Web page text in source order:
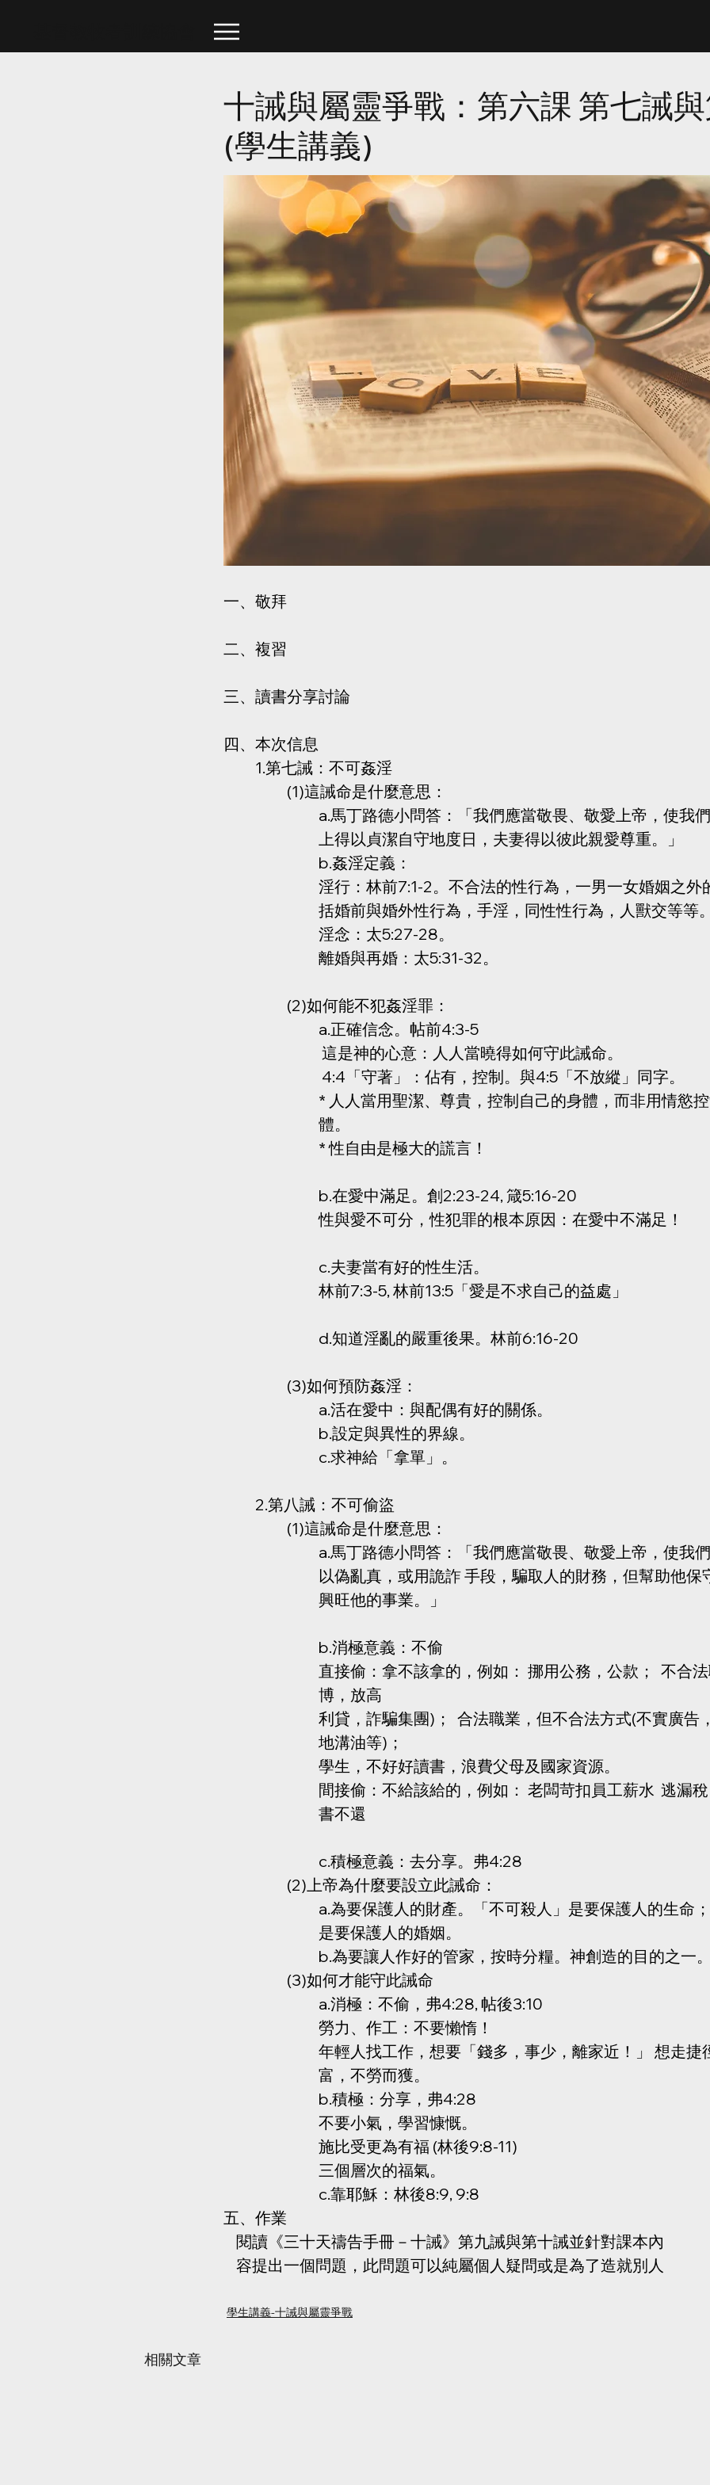
十誡與屬靈爭戰：第六課 第七誡
(學生講義)
一、敬拜
二、複習
三、讀書分享討論
四、本次信息
1.第七誡：不可姦淫
(1)這誡命是什麼意思：
a.馬丁路德小問答：「我們應當敬畏、敬愛上帝，使我
上得以貞潔自守地度日，夫妻得以彼此親愛尊重。」
b.姦淫定義：
淫行：林前7:1-2。不合法的性行為，一男一女婚姻之外
括婚前與婚外性行為，手淫，同性性行為，人獸交等等。
淫念：太5:27-28。
離婚與再婚：太5:31-32。
(2)如何能不犯姦淫罪：
a.正確信念。帖前4:3-5
這是神的心意：人人當曉得如何守此誡命。
4:4「守著」：佔有，控制。與4:5「不放縱」同字。
* 人人當用聖潔、尊貴，控制自己的身體，而非用情慾
體。
* 性自由是極大的謊言！
b.在愛中滿足。創2:23-24, 箴5:16-20
性與愛不可分，性犯罪的根本原因：在愛中不滿足！
c.夫妻當有好的性生活。
林前7:3-5, 林前13:5「愛是不求自己的益處」
d.知道淫亂的嚴重後果。林前6:16-20
(3)如何預防姦淫：
a.活在愛中：與配偶有好的關係。
b.設定與異性的界線。
c.求神給「拿單」。
2.第八誡：不可偷盜
(1)這誡命是什麼意思：
a.馬丁路德小問答：「我們應當敬畏、敬愛上帝，使我
以偽亂真，或用詭詐 手段，騙取人的財務，但幫助他保
興旺他的事業。」
b.消極意義：不偷
直接偷：拿不該拿的，例如： 挪用公務，公款；  不合
博，放高
利貸，詐騙集團)；  合法職業，但不合法方式(不實廣告
地溝油等)；
學生，不好好讀書，浪費父母及國家資源。
間接偷：不給該給的，例如： 老闆苛扣員工薪水  逃漏稅
書不還
c.積極意義：去分享。弗4:28
(2)上帝為什麼要設立此誡命：
a.為要保護人的財產。「不可殺人」是要保護人的生命；
是要保護人的婚姻。
b.為要讓人作好的管家，按時分糧。神創造的目的之一。
(3)如何才能守此誡命
a.消極：不偷，弗4:28, 帖後3:10
勞力、作工：不要懶惰！
年輕人找工作，想要「錢多，事少，離家近！」 想走捷
富，不勞而獲。
b.積極：分享，弗4:28
不要小氣，學習慷慨。
施比受更為有福 (林後9:8-11)
三個層次的福氣。
c.靠耶穌：林後8:9, 9:8
五、作業
閱讀《三十天禱告手冊－十誡》第九誡與第十誡並針對課本內
容提出一個問題，此問題可以純屬個人疑問或是為了造就別人
學生講義-十誡與屬靈爭戰
相關文章